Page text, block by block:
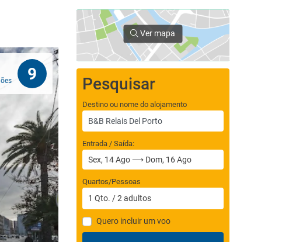
9
Ver mapa
Pesquisar
Destino ou nome do alojamento
Entrada / Saída:
Quartos/Pessoas
1 Qto. /2 adultos
Quero incluir um voo